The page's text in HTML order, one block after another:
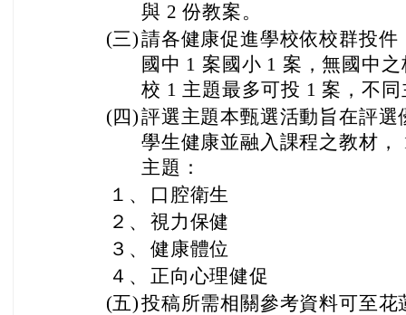
與 2 份教案。
(三)請各健康促進學校依校群投
國中 1 案國小 1 案，無國中
校 1 主題最多可投 1 案，不
(四)評選主題本甄選活動旨在評
學生健康並融入課程之教材
主題：
１、
口腔衛生
２、 視力保健
３、 健康體位
４、
正向心理健促
(五)投稿所需相關參考資料可至